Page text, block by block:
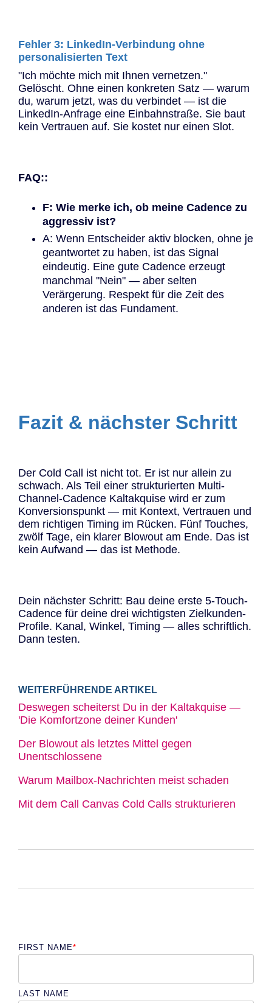
Fehler 3: LinkedIn-Verbindung ohne
personalisierten Text
"Ich möchte mich mit Ihnen vernetzen."
Gelöscht. Ohne einen konkreten Satz — warum
du, warum jetzt, was du verbindet — ist die
LinkedIn-Anfrage eine Einbahnstraße. Sie baut
kein Vertrauen auf. Sie kostet nur einen Slot.
FAQ::
F: Wie merke ich, ob meine Cadence zu
aggressiv ist?
A: Wenn Entscheider aktiv blocken, ohne je
geantwortet zu haben, ist das Signal
eindeutig. Eine gute Cadence erzeugt
manchmal "Nein" — aber selten
Verärgerung. Respekt für die Zeit des
anderen ist das Fundament.
Fazit & nächster Schritt
Der Cold Call ist nicht tot. Er ist nur allein zu
schwach. Als Teil einer strukturierten Multi-
Channel-Cadence Kaltakquise wird er zum
Konversionspunkt — mit Kontext, Vertrauen und
dem richtigen Timing im Rücken. Fünf Touches,
zwölf Tage, ein klarer Blowout am Ende. Das ist
kein Aufwand — das ist Methode.
Dein nächster Schritt: Bau deine erste 5-Touch-
Cadence für deine drei wichtigsten Zielkunden-
Profile. Kanal, Winkel, Timing — alles schriftlich.
Dann testen.
WEITERFÜHRENDE ARTIKEL
Deswegen scheiterst Du in der Kaltakquise —
'Die Komfortzone deiner Kunden'
Der Blowout als letztes Mittel gegen
Unentschlossene
Warum Mailbox-Nachrichten meist schaden
Mit dem Call Canvas Cold Calls strukturieren
FIRST NAME*
LAST NAME